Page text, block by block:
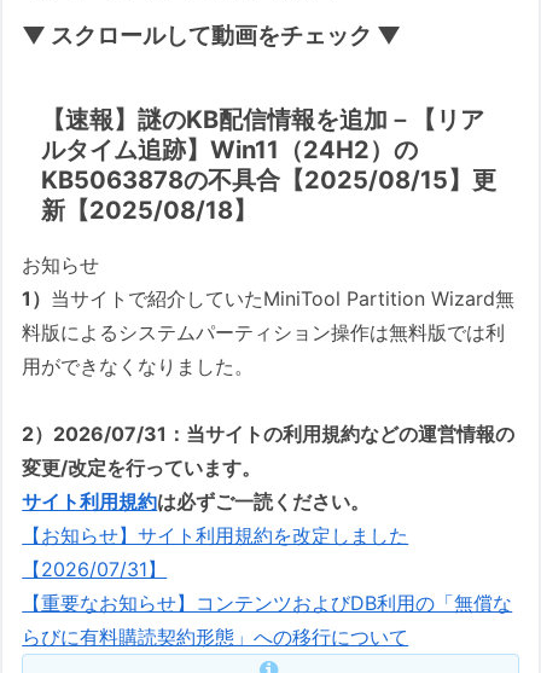
▼ スクロールして動画をチェック ▼
【速報】謎のKB配信情報を追加－【リア
ルタイム追跡】Win11（24H2）の
KB5063878の不具合【2025/08/15】更
新【2025/08/18】
お知らせ
1） 当サイトで紹介していたMiniTool Partition Wizard無
料版によるシステムパーティション操作は無料版では利
用ができなくなりました。
2）2026/07/31：当サイトの利用規約などの運営情報の
変更/改定を行っています。
サイト利用規約は必ずご一読ください。
【お知らせ】サイト利用規約を改定しました
【2026/07/31】
【重要なお知らせ】コンテンツおよびDB利用の「無償な
らびに有料購読契約形態」への移行について